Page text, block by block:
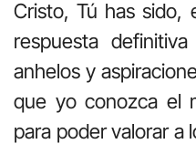
Cristo, Tú has sido,
respuesta
anhelos y
que yo conozca el
para poder valorar a